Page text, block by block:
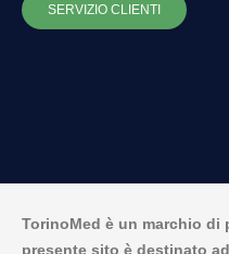
SERVIZIO CLIENTI
TorinoMed è un marchio di
presente sito è destinato